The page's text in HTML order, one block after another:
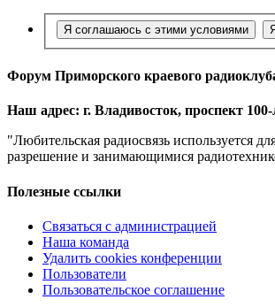
Форум Приморского краевого
Наш адрес: г. Владивосток, проспект
"Любительская радиосвязь используется
разрешение и занимающимися
Полезные ссылки
Связаться с администрацией
Наша команда
Удалить cookies конференции
Пользователи
Пользовательское соглашение